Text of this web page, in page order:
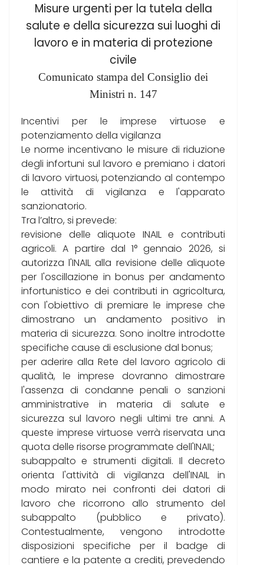
Misure urgenti per la tutela della
salute e della sicurezza sui luoghi di
lavoro e in materia di protezione
civile
Comunicato stampa del Consiglio dei
Ministri n. 147
Incentivi per le imprese virtuose e
potenziamento della vigilanza
Le norme incentivano le misure di riduzione
degli infortuni sul lavoro e premiano i datori
di lavoro virtuosi, potenziando al contempo
le attività di vigilanza e l'apparato
sanzionatorio.
Tra l’altro, si prevede:
revisione delle aliquote INAIL e contributi
agricoli. A partire dal 1° gennaio 2026, si
autorizza l'INAIL alla revisione delle aliquote
per l'oscillazione in bonus per andamento
infortunistico e dei contributi in agricoltura,
con l'obiettivo di premiare le imprese che
dimostrano un andamento positivo in
materia di sicurezza. Sono inoltre introdotte
specifiche cause di esclusione dal bonus;
per aderire alla Rete del lavoro agricolo di
qualità, le imprese dovranno dimostrare
l'assenza di condanne penali o sanzioni
amministrative in materia di salute e
sicurezza sul lavoro negli ultimi tre anni. A
queste imprese virtuose verrà riservata una
quota delle risorse programmate dell'INAIL;
subappalto e strumenti digitali. Il decreto
orienta l'attività di vigilanza dell'INAIL in
modo mirato nei confronti dei datori di
lavoro che ricorrono allo strumento del
subappalto (pubblico e privato).
Contestualmente, vengono introdotte
disposizioni specifiche per il badge di
cantiere e la patente a crediti, prevedendo